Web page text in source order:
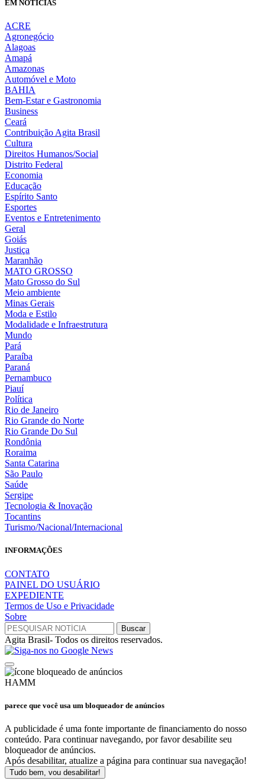
EM NOTÍCIAS
ACRE
Agronegócio
Alagoas
Amapá
Amazonas
Automóvel e Moto
BAHIA
Bem-Estar e Gastronomia
Business
Ceará
Contribuição Agita Brasil
Cultura
Direitos Humanos/Social
Distrito Federal
Economia
Educação
Espírito Santo
Esportes
Eventos e Entretenimento
Geral
Goiás
Justiça
Maranhão
MATO GROSSO
Mato Grosso do Sul
Meio ambiente
Minas Gerais
Moda e Estilo
Modalidade e Infraestrutura
Mundo
Pará
Paraíba
Paraná
Pernambuco
Piauí
Política
Rio de Janeiro
Rio Grande do Norte
Rio Grande Do Sul
Rondônia
Roraima
Santa Catarina
São Paulo
Saúde
Sergipe
Tecnologia & Inovação
Tocantins
Turismo/Nacional/Internacional
INFORMAÇÕES
CONTATO
PAINEL DO USUÁRIO
EXPEDIENTE
Termos de Uso e Privacidade
Sobre
Agita Brasil- Todos os direitos reservados.
HAMM
parece que você usa um bloqueador de anúncios
A publicidade é uma fonte importante de financiamento do nosso
conteúdo. Para continuar navegando, por favor desabilite seu
bloqueador de anúncios.
Após desabilitar, atualize a página para continuar sua navegação!
Tudo bem, vou desabilitar!